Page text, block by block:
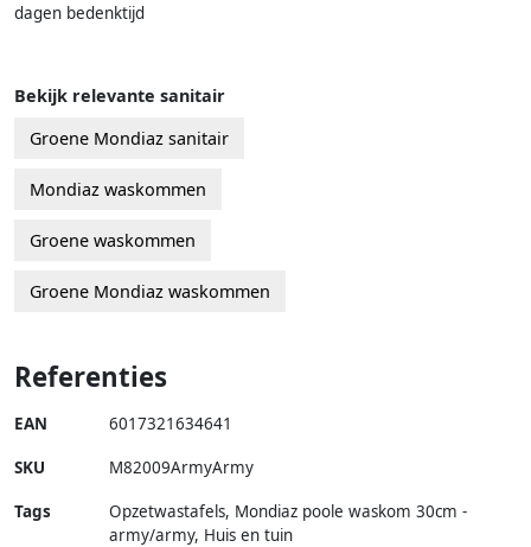
dagen bedenktijd
Bekijk relevante sanitair
Groene Mondiaz sanitair
Mondiaz waskommen
Groene waskommen
Groene Mondiaz waskommen
Referenties
EAN 6017321634641
SKU M82009ArmyArmy
Tags
Opzetwastafels, Mondiaz poole waskom 30cm -
army/army, Huis en tuin